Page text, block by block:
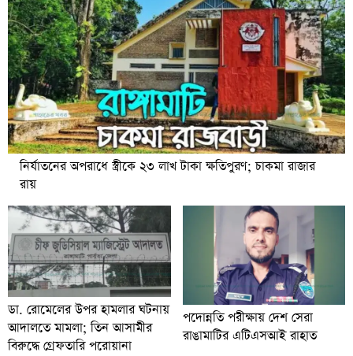
নির্যাতনের অপরাধে স্ত্রীকে ২৩ লাখ টাকা ক্ষতিপুরণ; চাকমা রাজার
রায়
ডা. রোমেলের উপর হামলার ঘটনায়
আদালতে মামলা; তিন আসামীর
বিরুদ্ধে গ্রেফতারি পরোয়ানা
পদোন্নতি পরীক্ষায় দেশ সেরা
রাঙামাটির এটিএসআই রাহাত